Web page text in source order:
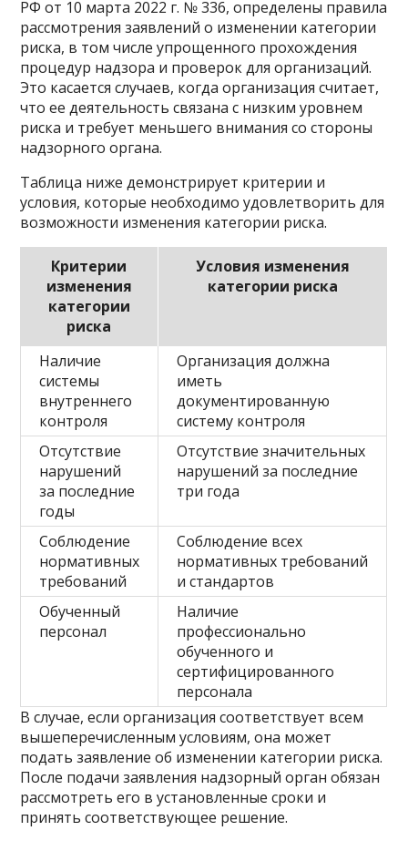
РФ от 10 марта 2022 г. № 336, определены правила
рассмотрения заявлений о изменении категории
риска, в том числе упрощенного прохождения
процедур надзора и проверок для организаций.
Это касается случаев, когда организация считает,
что ее деятельность связана с низким уровнем
риска и требует меньшего внимания со стороны
надзорного органа.
Таблица ниже демонстрирует критерии и
условия, которые необходимо удовлетворить для
возможности изменения категории риска.
Критерии
изменения
категории
риска
Условия изменения
категории риска
Наличие
системы
внутреннего
контроля
Организация должна
иметь
документированную
систему контроля
Отсутствие
нарушений
за последние
годы
Отсутствие значительных
нарушений за последние
три года
Соблюдение
нормативных
требований
Соблюдение всех
нормативных требований
и стандартов
Обученный
персонал
Наличие
профессионально
обученного и
сертифицированного
персонала
В случае, если организация соответствует всем
вышеперечисленным условиям, она может
подать заявление об изменении категории риска.
После подачи заявления надзорный орган обязан
рассмотреть его в установленные сроки и
принять соответствующее решение.